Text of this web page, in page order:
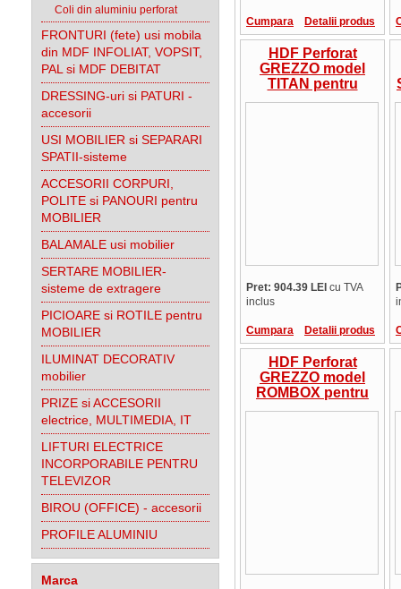
Coli din aluminiu perforat
FRONTURI (fete) usi mobila
din MDF INFOLIAT, VOPSIT,
PAL si MDF DEBITAT
DRESSING-uri si PATURI -
accesorii
USI MOBILIER si SEPARARI
SPATII-sisteme
ACCESORII CORPURI,
POLITE si PANOURI pentru
MOBILIER
BALAMALE usi mobilier
SERTARE MOBILIER-
sisteme de extragere
PICIOARE si ROTILE pentru
MOBILIER
ILUMINAT DECORATIV
mobilier
PRIZE si ACCESORII
electrice, MULTIMEDIA, IT
LIFTURI ELECTRICE
INCORPORABILE PENTRU
TELEVIZOR
BIROU (OFFICE) - accesorii
PROFILE ALUMINIU
Marca
Cumpara Detalii produs
HDF Perforat
GREZZO model
TITAN pentru
design si amenajari
Pret: 904.39 LEI cu TVA
inclus
Cumpara Detalii produs
HDF Perforat
GREZZO model
ROMBOX pentru
design si amenajari